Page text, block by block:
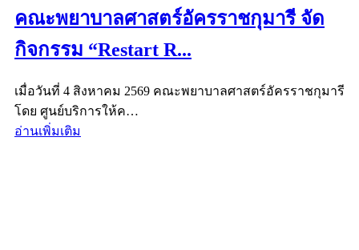
คณะพยาบาลศาสตร์อัครราชกุมารี จัด
กิจกรรม “Restart R...
เมื่อวันที่ 4 สิงหาคม 2569 คณะพยาบาลศาสตร์อัครราชกุมารี
โดย ศูนย์บริการให้ค…
อ่านเพิ่มเติม